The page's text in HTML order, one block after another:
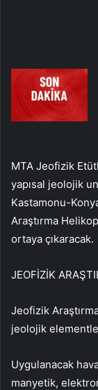
MTA Jeofizik
yapısal jeolojik
Kastamonu-
Araştırma
ortaya çıkaracak.
JEOFİZİK
Jeofizik
jeolojik
Uygulanacak
manyetik,